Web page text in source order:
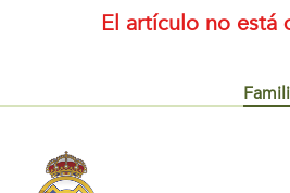
El artículo no está